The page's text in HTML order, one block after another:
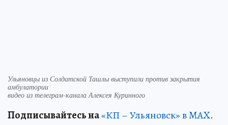
Ульяновцы из Солдатской Ташлы выступили против закрытия
амбулатории
видео из телеграм-канала Алексея Куринного
Подписывайтесь на«КП – Ульяновск» в MAX.